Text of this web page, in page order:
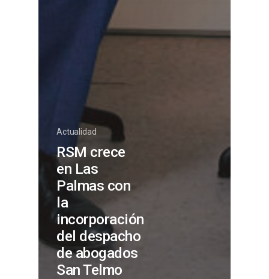
Actualidad
RSM crece
en Las
Palmas con
la
incorporación
del despacho
de abogados
San Telmo